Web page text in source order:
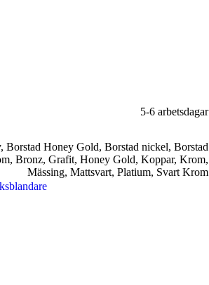
kr
5-6 arbetsdagar
, Borstad Honey Gold, Borstad nickel, Borstad
, Bronz, Grafit, Honey Gold, Koppar, Krom,
Mässing, Mattsvart, Platium, Svart Krom